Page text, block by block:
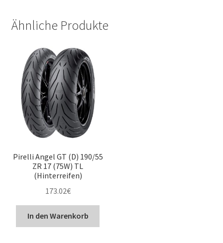
Ähnliche Produkte
Pirelli Angel GT (D) 190/55
ZR 17 (75W) TL
(Hinterreifen)
173.02€
In den Warenkorb